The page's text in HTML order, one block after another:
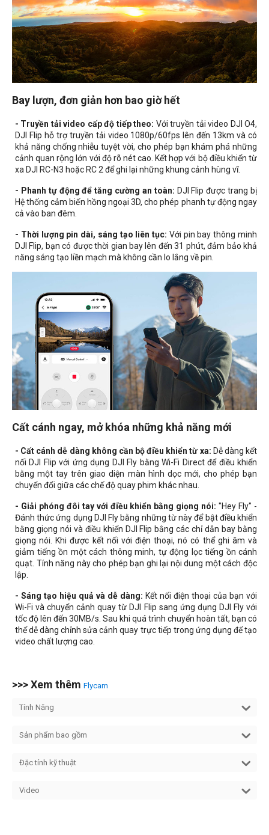
Bay lượn, đơn giản hơn bao giờ hết
- Truyền tải video cấp độ tiếp theo: Với truyền tải video DJI O4,
DJI Flip hỗ trợ truyền tải video 1080p/60fps lên đến 13km và có
khả năng chống nhiễu tuyệt vời, cho phép bạn khám phá những
cảnh quan rộng lớn với độ rõ nét cao. Kết hợp với bộ điều khiển từ
xa DJI RC-N3 hoặc RC 2 để ghi lại những khung cảnh hùng vĩ.
- Phanh tự động để tăng cường an toàn: DJI Flip được trang bị
Hệ thống cảm biến hồng ngoại 3D, cho phép phanh tự động ngay
cả vào ban đêm.
- Thời lượng pin dài, sáng tạo liên tục: Với pin bay thông minh
DJI Flip, bạn có được thời gian bay lên đến 31 phút, đảm bảo khả
năng sáng tạo liền mạch mà không cần lo lắng về pin.
Cất cánh ngay, mở khóa những khả năng mới
- Cất cánh dễ dàng không cần bộ điều khiển từ xa: Dễ dàng kết
nối DJI Flip với ứng dụng DJI Fly bằng Wi-Fi Direct để điều khiển
bằng một tay trên giao diện màn hình dọc mới, cho phép bạn
chuyển đổi giữa các chế độ quay phim khác nhau.
- Giải phóng đôi tay với điều khiển bằng giọng nói:"Hey Fly" -
Đánh thức ứng dụng DJI Fly bằng những từ này để bật điều khiển
bằng giọng nói và điều khiển DJI Flip bằng các chỉ dẫn bay bằng
giọng nói. Khi được kết nối với điện thoại, nó có thể ghi âm và
giảm tiếng ồn một cách thông minh, tự động lọc tiếng ồn cánh
quạt. Tính năng này cho phép bạn ghi lại nội dung một cách độc
lập.
- Sáng tạo hiệu quả và dễ dàng: Kết nối điện thoại của bạn với
Wi-Fi và chuyển cảnh quay từ DJI Flip sang ứng dụng DJI Fly với
tốc độ lên đến 30MB/s. Sau khi quá trình chuyển hoàn tất, bạn có
thể dễ dàng chỉnh sửa cảnh quay trực tiếp trong ứng dụng để tạo
video chất lượng cao.
>>> Xem thêm Flycam
Tính Năng
Sản phẩm bao gồm
Đặc tính kỹ thuật
Video